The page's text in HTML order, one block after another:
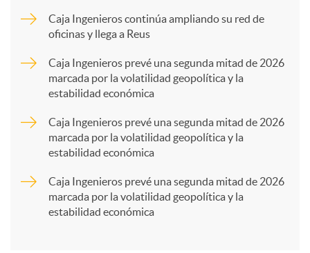
p
a
Caja Ingenieros continúa ampliando su red de
oficinas y llega a Reus
Caja Ingenieros prevé una segunda mitad de 2026
marcada por la volatilidad geopolítica y la
estabilidad económica
Caja Ingenieros prevé una segunda mitad de 2026
marcada por la volatilidad geopolítica y la
estabilidad económica
Caja Ingenieros prevé una segunda mitad de 2026
marcada por la volatilidad geopolítica y la
estabilidad económica